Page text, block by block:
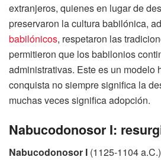
extranjeros, quienes en lugar de
preservaron la cultura babilónica,
babilónicos, respetaron las
permitieron que los babilonios
administrativas. Este es un modelo
conquista no siempre significa la
muchas veces significa adopción.
Nabucodonosor I:
Nabucodonosor I (1125-1104